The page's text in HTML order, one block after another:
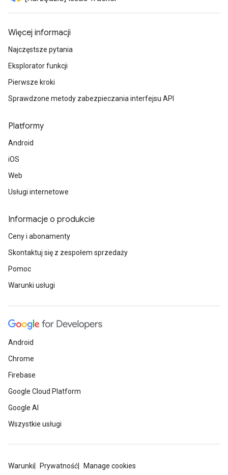
Więcej informacji
Najczęstsze pytania
Eksplorator funkcji
Pierwsze kroki
Sprawdzone metody zabezpieczania interfejsu API
Platformy
Android
iOS
Web
Usługi internetowe
Informacje o produkcie
Ceny i abonamenty
Skontaktuj się z zespołem sprzedaży
Pomoc
Warunki usługi
Android
Chrome
Firebase
Google Cloud Platform
Google AI
Wszystkie usługi
Warunki Prywatność Manage cookies